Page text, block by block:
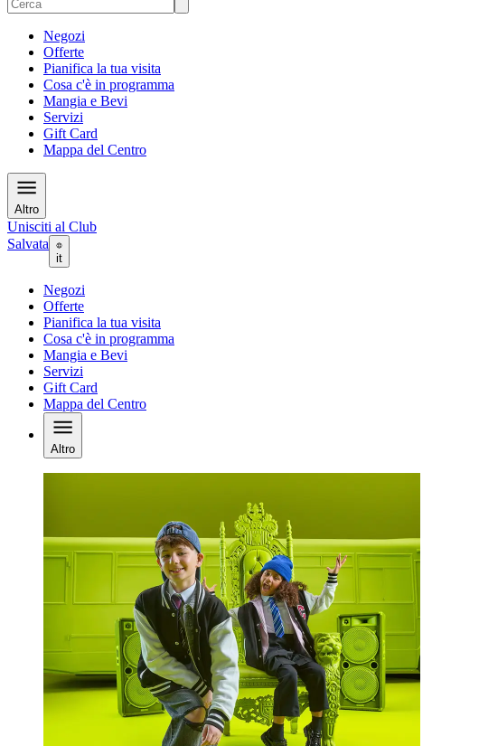
Negozi
Offerte
Pianifica la tua visita
Cosa c'è in programma
Mangia e Bevi
Servizi
Gift Card
Mappa del Centro
Altro
Unisciti al Club
Salvata
it
Negozi
Offerte
Pianifica la tua visita
Cosa c'è in programma
Mangia e Bevi
Servizi
Gift Card
Mappa del Centro
Altro